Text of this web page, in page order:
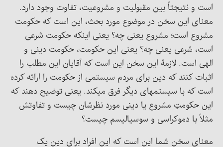
است و نتیجتاً بین مقبولیت و مشروعیت، تفاوت وجود دارد.
معنای این سخن در موضوع مورد بحث، این است که حکومت
مشروع است؛ مشروع یعنی چه؟ یعنی اینکه حکومت شرعی
است، شرعی یعنی چه؟ یعنی این حکومت، حکومت دینی و
الهی است. لازمۀ این سخن این است که آقایان این مطلب را
اثبات کنند که دین برای مردم سیستمی از حکومت را ارائه کرده
است که با سیستمهای دیگر فرق میکند. یعنی توضیح دهند که
این حکومتِ مشروع یا دینی مورد نظرشان چیست و تفاوتش
مثلاً با دموکراسی و سوسیالیسم چیست؟
معنای سخن شما این است که این افراد برای دین یک